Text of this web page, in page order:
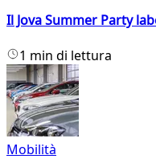
Il Jova Summer Party
1 min di lettura
Mobilità